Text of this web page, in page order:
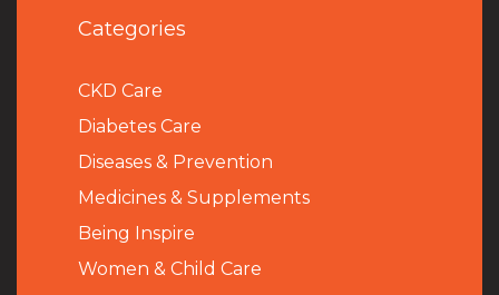
Categories
CKD Care
Diabetes Care
Diseases & Prevention
Medicines & Supplements
Being Inspire
Women & Child Care